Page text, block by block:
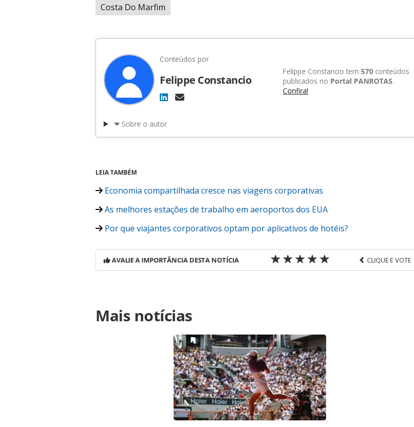
Costa Do Marfim
Conteúdos por
Felippe Constancio
Felippe Constancio tem 570 conteúdos
publicados no Portal PANROTAS.
Confira!
Sobre o autor
LEIA TAMBÉM
Economia compartilhada cresce nas viagens corporativas
As melhores estações de trabalho em aeroportos dos EUA
Por que viajantes corporativos optam por aplicativos de hotéis?
AVALIE A IMPORTÂNCIA DESTA NOTÍCIA CLIQUE E VOTE
https://www.panrotas.com.br/viagens-corporativas/hotelaria/2016/09/worldhotels-
avanca-expansao-global-com-parcerias-na-africa_139853.html ou as ferramentas
oferecidas na página. Todo o conteúdo produzido pela PANROTAS Editora é protegido
pela legislação brasileira sobre direito autoral. Não reproduza o conteúdo sem
autorização da PANROTAS Editora (copyright@panrotas.com.br).
Mais notícias